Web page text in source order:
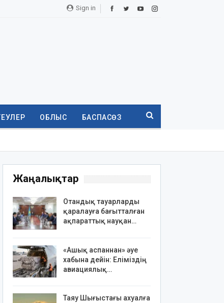
Sign in
ОБЛЫС БАСПАСӨЗ
Жаңалықтар
Отандық тауарларды
қаралауға бағытталған
ақпараттық науқан…
«Ашық аспаннан» әуе
хабына дейін: Еліміздің
авиациялық…
Таяу Шығыстағы ахуалға